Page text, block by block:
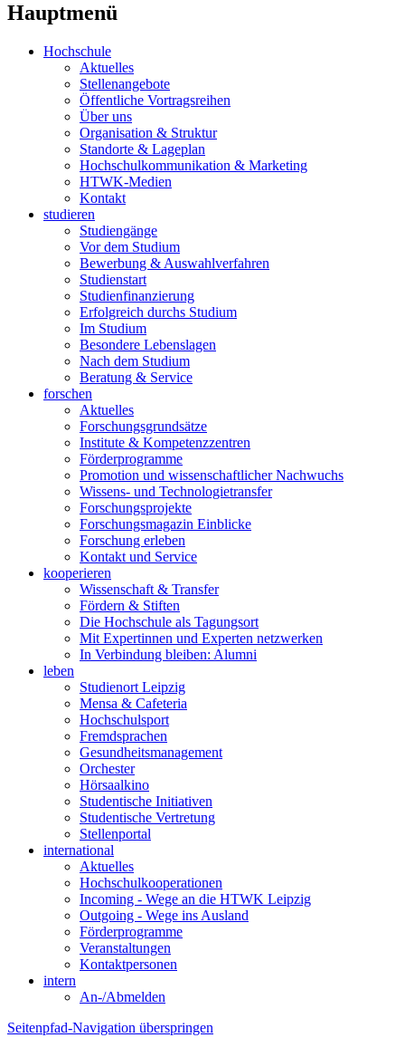
Hauptmenü
Hochschule
Aktuelles
Stellenangebote
Öffentliche Vortragsreihen
Über uns
Organisation & Struktur
Standorte & Lageplan
Hochschulkommunikation & Marketing
HTWK-Medien
Kontakt
studieren
Studiengänge
Vor dem Studium
Bewerbung & Auswahlverfahren
Studienstart
Studienfinanzierung
Erfolgreich durchs Studium
Im Studium
Besondere Lebenslagen
Nach dem Studium
Beratung & Service
forschen
Aktuelles
Forschungsgrundsätze
Institute & Kompetenzzentren
Förderprogramme
Promotion und wissenschaftlicher Nachwuchs
Wissens- und Technologietransfer
Forschungsprojekte
Forschungsmagazin Einblicke
Forschung erleben
Kontakt und Service
kooperieren
Wissenschaft & Transfer
Fördern & Stiften
Die Hochschule als Tagungsort
Mit Expertinnen und Experten netzwerken
In Verbindung bleiben: Alumni
leben
Studienort Leipzig
Mensa & Cafeteria
Hochschulsport
Fremdsprachen
Gesundheitsmanagement
Orchester
Hörsaalkino
Studentische Initiativen
Studentische Vertretung
Stellenportal
international
Aktuelles
Hochschulkooperationen
Incoming - Wege an die HTWK Leipzig
Outgoing - Wege ins Ausland
Förderprogramme
Veranstaltungen
Kontaktpersonen
intern
An-/Abmelden
Seitenpfad-Navigation überspringen